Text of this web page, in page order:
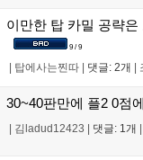
이만한 탑 카밀 공략
9 / 9
탑에사는찐따 댓글: 2개
30~40판만에 플2 0점
김ladud12423 댓글: 1개